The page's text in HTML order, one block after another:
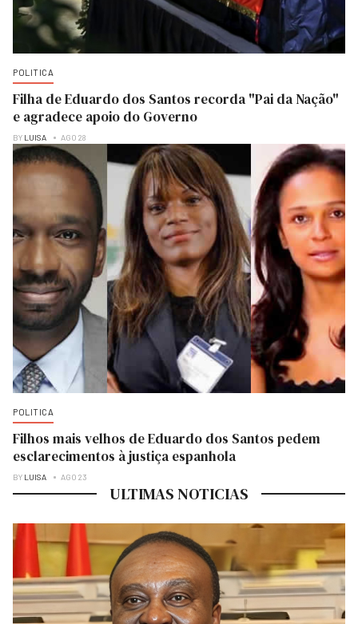
POLITICA
Filha de Eduardo dos Santos recorda "Pai da Nação"
e agradece apoio do Governo
BY LUISA AGO 28
POLITICA
Filhos mais velhos de Eduardo dos Santos pedem
esclarecimentos à justiça espanhola
BY LUISA AGO 23
ULTIMAS NOTICIAS